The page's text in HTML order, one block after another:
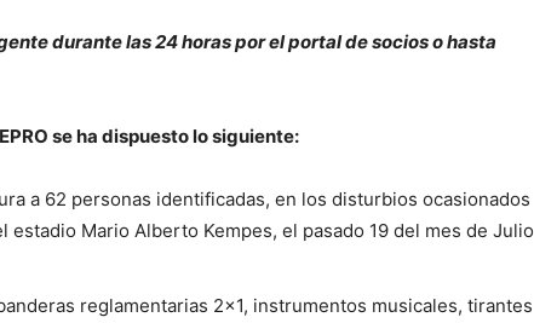
durante las 24 horas por el portal de socios o hasta
se ha dispuesto lo siguiente:
a 62 personas identificadas, en los disturbios ocasionados
Mario Alberto Kempes, el pasado 19 del mes de Julio
reglamentarias 2×1, instrumentos musicales, tirantes